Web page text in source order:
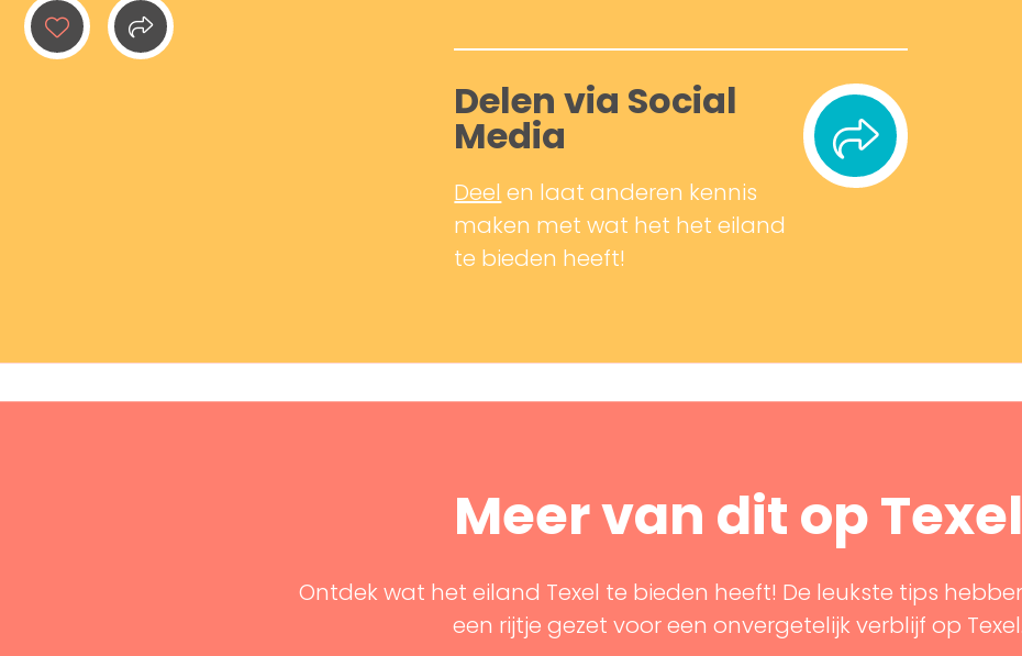
Delen via Social
Media
Deel en laat anderen kennis
maken met wat het het eiland
te bieden heeft!
Meer van dit op Texel
Ontdek wat het eiland Texel te bieden heeft! De leukste tips
een rijtje gezet voor een onvergetelijk verblijf op Texel.